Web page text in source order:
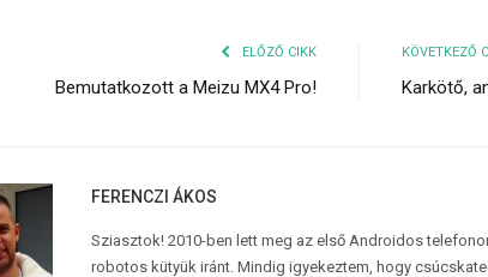
ELŐZŐ CIKK
Bemutatkozott a Meizu MX4 Pro!
KÖVETKEZŐ
Karkötő,
FERENCZI ÁKOS
Sziasztok! 2010-ben lett meg az első Androidos
robotos kütyük iránt. Mindig igyekeztem, hogy